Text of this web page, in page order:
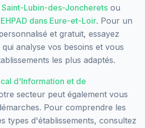
Saint-Lubin-des-Joncherets ou
dans Eure-et-Loir. Pour un
et gratuit, essayez
qui analyse vos besoins et vous
les plus adaptés.
d'Information et de
secteur peut également vous
Pour comprendre les
types d'établissements, consultez